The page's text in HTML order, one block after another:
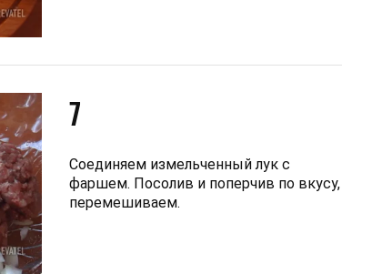
7
Соединяем измельченный лук с
фаршем. Посолив и поперчив по вкусу,
перемешиваем.